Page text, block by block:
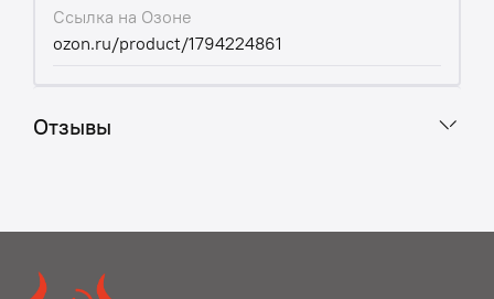
Ссылка на Озоне
ozon.ru/product/1794224861
Отзывы